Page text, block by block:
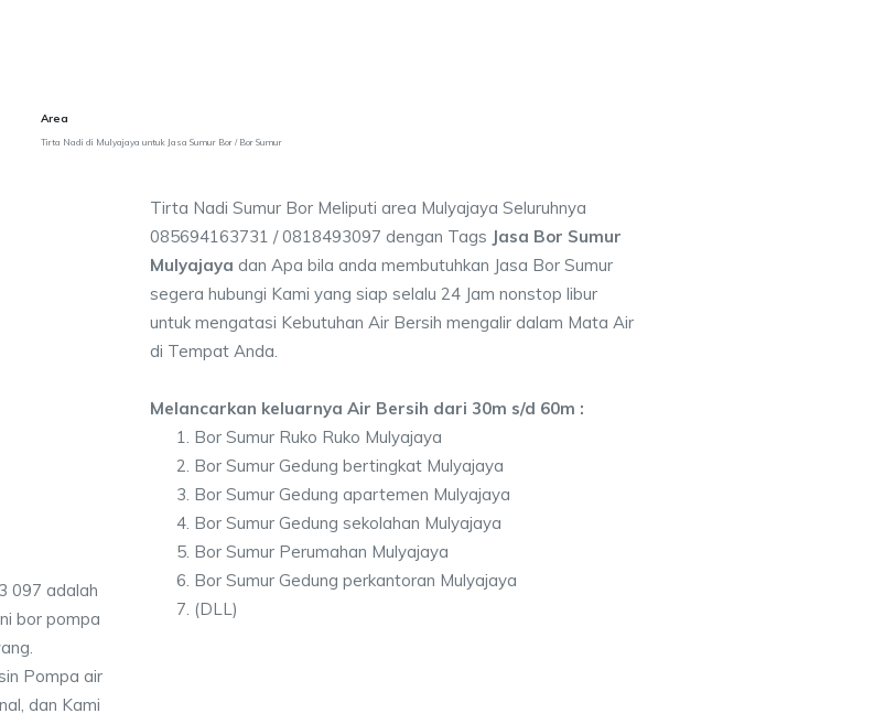
Area
Tirta Nadi di Mulyajaya untuk Jasa Sumur Bor / Bor Sumur
097 adalah
bor pompa
Pompa air
dan Kami
Tirta Nadi Sumur Bor Meliputi area Mulyajaya Seluruhnya
085694163731 / 0818493097 dengan Tags Jasa Bor Sumur
Mulyajaya dan Apa bila anda membutuhkan Jasa Bor Sumur
segera hubungi Kami yang siap selalu 24 Jam nonstop libur
untuk mengatasi Kebutuhan Air Bersih mengalir dalam Mata Air
di Tempat Anda.
Melancarkan keluarnya Air Bersih dari 30m s/d 60m :
Bor Sumur Ruko Ruko Mulyajaya
Bor Sumur Gedung bertingkat Mulyajaya
Bor Sumur Gedung apartemen Mulyajaya
Bor Sumur Gedung sekolahan Mulyajaya
Bor Sumur Perumahan Mulyajaya
Bor Sumur Gedung perkantoran Mulyajaya
(DLL)